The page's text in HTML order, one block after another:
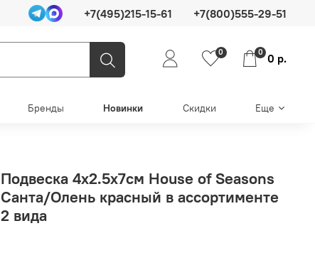
+7(495)215-15-61 +7(800)555-29-51
0 0 0 р.
Бренды Новинки Скидки Еще
Подвеска 4х2.5х7см House of Seasons
Санта/Олень красный в ассортименте
2 вида